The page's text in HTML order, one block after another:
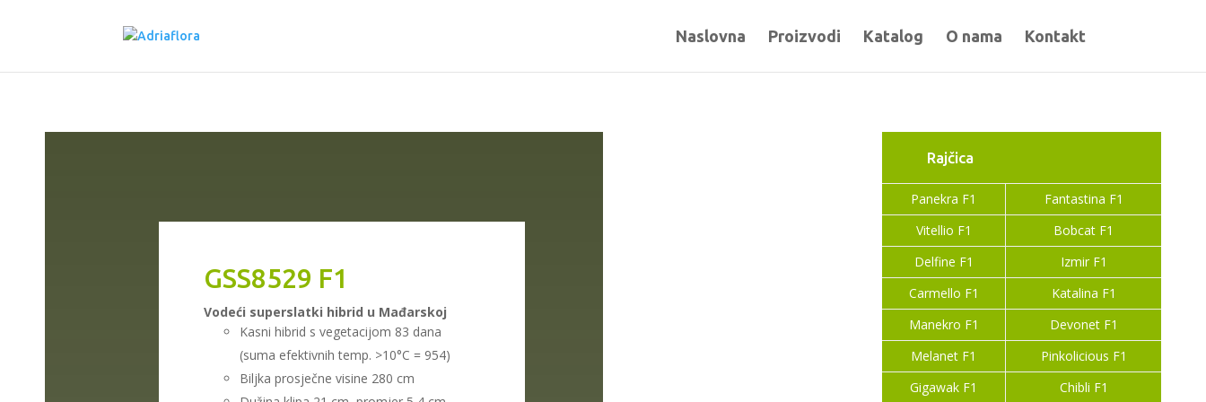
Naslovna Proizvodi Katalog O nama Kontakt
GSS8529 F1
Vodeći superslatki hibrid u Mađarskoj
Kasni hibrid s vegetacijom 83 dana
(suma efektivnih temp. >10°C = 954)
Biljka prosječne visine 280 cm
Rajčica
Panekra F1
Fantastina F1
Vitellio F1
Bobcat F1
Delfine F1
Izmir F1
Carmello F1
Katalina F1
Manekro F1
Devonet F1
Melanet F1
Pinkolicious F1
Gigawak F1
Chibli F1